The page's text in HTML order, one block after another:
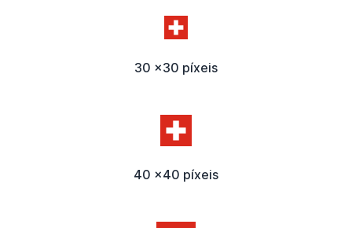
30 x30 píxeis
40 x40 píxeis